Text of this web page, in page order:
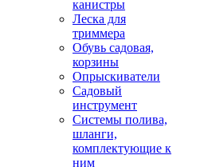
канистры
Леска для
триммера
Обувь садовая,
корзины
Опрыскиватели
Садовый
инструмент
Системы полива,
шланги,
комплектующие к
ним